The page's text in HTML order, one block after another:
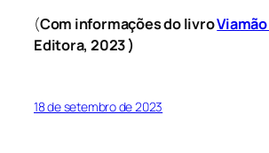
(Com informações do livro
Editora, 2023 )
18 de setembro de 2023